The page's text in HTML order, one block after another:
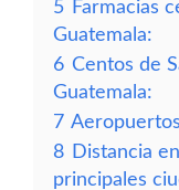
5 Farmacias
Guatemala:
6 Centos de
Guatemala:
7
8 Distancia
principales